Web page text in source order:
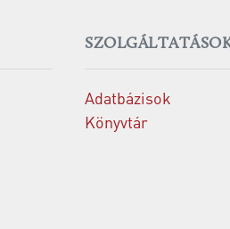
Adatbázisok
Könyvtár